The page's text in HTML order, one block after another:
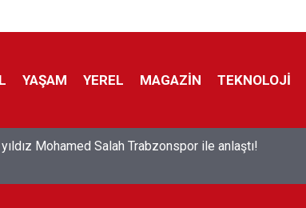
YAŞAM YEREL MAGAZİN TEKNOLOJİ
Mohamed Salah Trabzonspor ile anlaştı!